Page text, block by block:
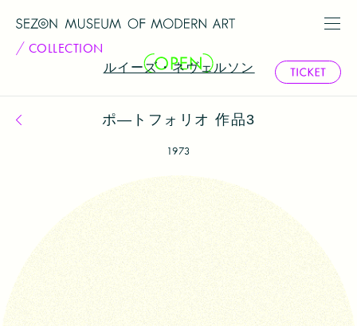
COLLECTION
ルイーズ・ネヴェルソン
コレクション一覧へ戻るポ―トフォリオ 作品3
1973